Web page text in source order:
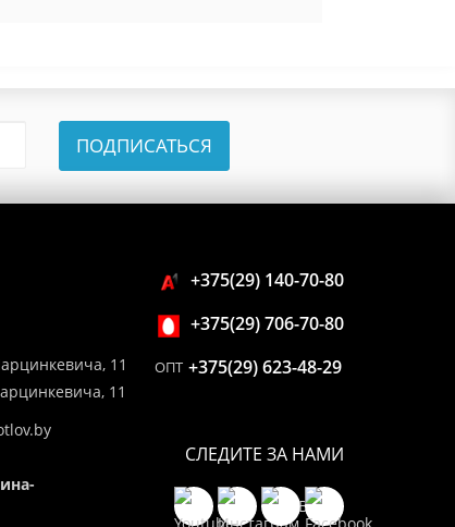
ПОДПИСАТЬСЯ
11
11
+375(29) 140-70-80
+375(29) 706-70-80
ОПТ +375(29) 623-48-29
СЛЕДИТЕ ЗА НАМИ